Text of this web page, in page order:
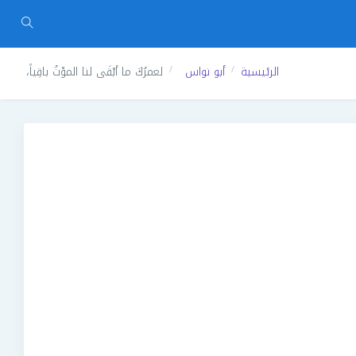
الرئيسية أبو نواس لعمرُكَ ما أبْقَى لنا الموْتُ باقِياً،